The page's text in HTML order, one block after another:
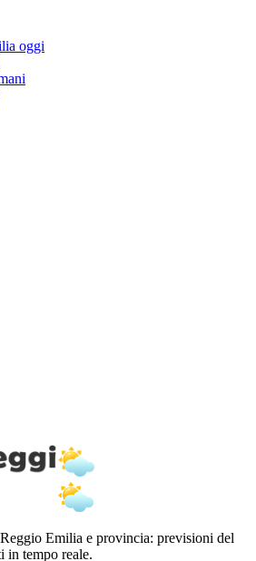
oggi
Emilia e provincia: previsioni del
in tempo reale.